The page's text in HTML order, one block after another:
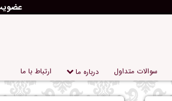
سوالات متداول درباره‌ ما ارتباط با ما